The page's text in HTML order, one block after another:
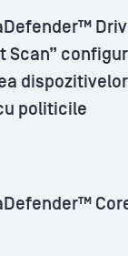
Scan”
politicile